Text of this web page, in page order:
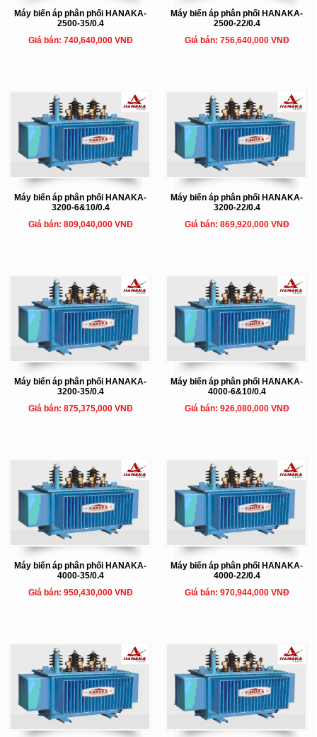
Máy biến áp phân phối HANAKA-
2500-35/0.4
Giá bán: 740,640,000 VNĐ
Máy biến áp phân phối HANAKA-
2500-22/0.4
Giá bán: 756,640,000 VNĐ
Máy biến áp phân phối HANAKA-
3200-6&10/0.4
Giá bán: 809,040,000 VNĐ
Máy biến áp phân phối HANAKA-
3200-22/0.4
Giá bán: 869,920,000 VNĐ
Máy biến áp phân phối HANAKA-
3200-35/0.4
Giá bán: 875,375,000 VNĐ
Máy biến áp phân phối HANAKA-
4000-6&10/0.4
Giá bán: 926,080,000 VNĐ
Máy biến áp phân phối HANAKA-
4000-35/0.4
Giá bán: 950,430,000 VNĐ
Máy biến áp phân phối HANAKA-
4000-22/0.4
Giá bán: 970,944,000 VNĐ